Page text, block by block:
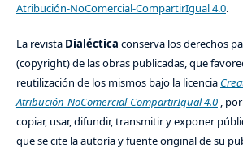
Atribución-NoComercial-CompartirIgual 4.0.
La revista Dialéctica conserva los derechos
(copyright) de las obras publicadas, que
reutilización de los mismos bajo la licencia
Atribución-NoComercial-CompartirIgual 4.0, por
copiar, usar, difundir, transmitir y exponer
que se cite la autoría y fuente original de su